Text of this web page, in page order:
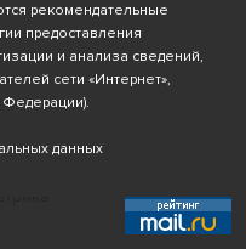
рекомендательные
предоставления
и анализа сведений,
сети «Интернет»,
Федерации).
данных